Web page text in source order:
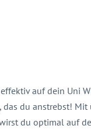
auf dein Uni
du anstrebst!
du optimal auf